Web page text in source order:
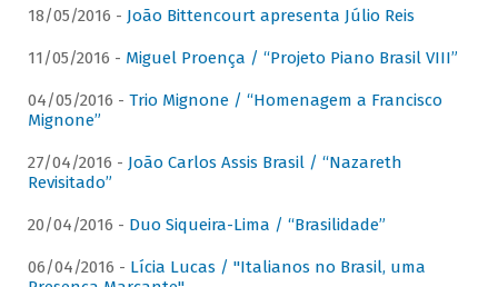
18/05/2016 - João Bittencourt apresenta Júlio Reis
11/05/2016 - Miguel Proença / “Projeto Piano Brasil VIII”
04/05/2016 - Trio Mignone / “Homenagem a Francisco
Mignone”
27/04/2016 - João Carlos Assis Brasil / “Nazareth
Revisitado”
20/04/2016 - Duo Siqueira-Lima / “Brasilidade”
06/04/2016 - Lícia Lucas / "Italianos no Brasil, uma